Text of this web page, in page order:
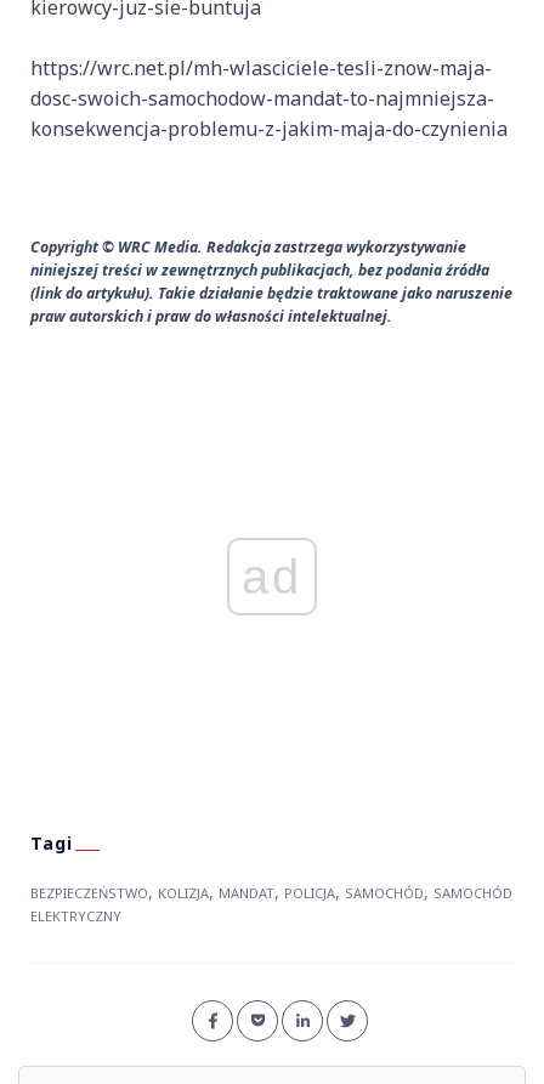
kierowcy-juz-sie-buntuja
https://wrc.net.pl/mh-wlasciciele-tesli-znow-maja-
dosc-swoich-samochodow-mandat-to-najmniejsza-
konsekwencja-problemu-z-jakim-maja-do-czynienia
Copyright © WRC Media. Redakcja zastrzega wykorzystywanie
niniejszej treści w zewnętrznych publikacjach, bez podania źródła
(link do artykułu). Takie działanie będzie traktowane jako naruszenie
praw autorskich i praw do własności intelektualnej.
ad
BEZPIECZEŃSTWO, KOLIZJA, MANDAT, POLICJA, SAMOCHÓD, SAMOCHÓD
ELEKTRYCZNY